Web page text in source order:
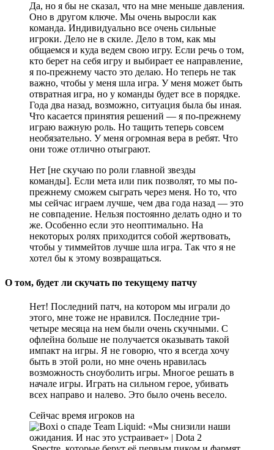
Да, но я бы не сказал, что на мне меньше давления.
Оно в другом ключе. Мы очень выросли как
команда. Индивидуально все очень сильные
игроки. Дело не в скиле. Дело в том, как мы
общаемся и куда ведем свою игру. Если речь о том,
кто берет на себя игру и выбирает ее направление,
я по-прежнему часто это делаю. Но теперь не так
важно, чтобы у меня шла игра. У меня может быть
отвратная игра, но у команды будет все в порядке.
Года два назад, возможно, ситуация была бы иная.
Что касается принятия решений — я по-прежнему
играю важную роль. Но тащить теперь совсем
необязательно. У меня огромная вера в ребят. Что
они тоже отлично отыграют.
Нет [не скучаю по роли главной звезды
команды]. Если мета или пик позволят, то мы по-
прежнему сможем сыграть через меня. Но то, что
мы сейчас играем лучше, чем два года назад — это
не совпадение. Нельзя постоянно делать одно и то
же. Особенно если это неоптимально. На
некоторых ролях приходится собой жертвовать,
чтобы у тиммейтов лучше шла игра. Так что я не
хотел бы к этому возвращаться.
О том, будет ли скучать по текущему патчу
Нет! Последний патч, на котором мы играли до
этого, мне тоже не нравился. Последние три-
четыре месяца на нем были очень скучными. С
офлейна больше не получается оказывать такой
импакт на игры. Я не говорю, что я всегда хочу
быть в этой роли, но мне очень нравилась
возможность сноуболить игры. Многое решать в
начале игры. Играть на сильном герое, убивать
всех направо и налево. Это было очень весело.
Сейчас время игроков на